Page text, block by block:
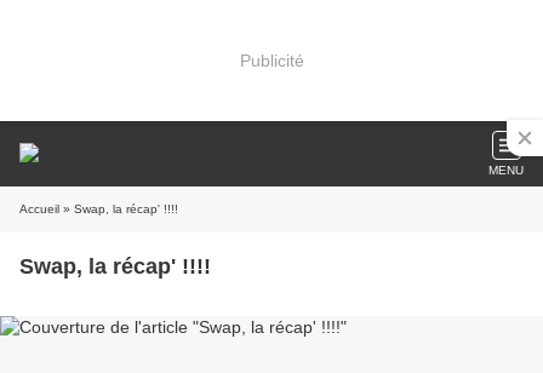
Publicité
MENU
Accueil » Swap, la récap' !!!!
Swap, la récap' !!!!